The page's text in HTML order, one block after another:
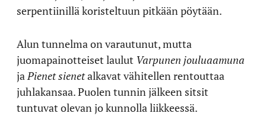
serpentiinillä koristeltuun pitkään pöytään.
Alun tunnelma on varautunut, mutta
juomapainotteiset laulut Varpunen jouluaamuna
jaPienet sienetalkavat vähitellen rentouttaa
juhlakansaa. Puolen tunnin jälkeen sitsit
tuntuvat olevan jo kunnolla liikkeessä.